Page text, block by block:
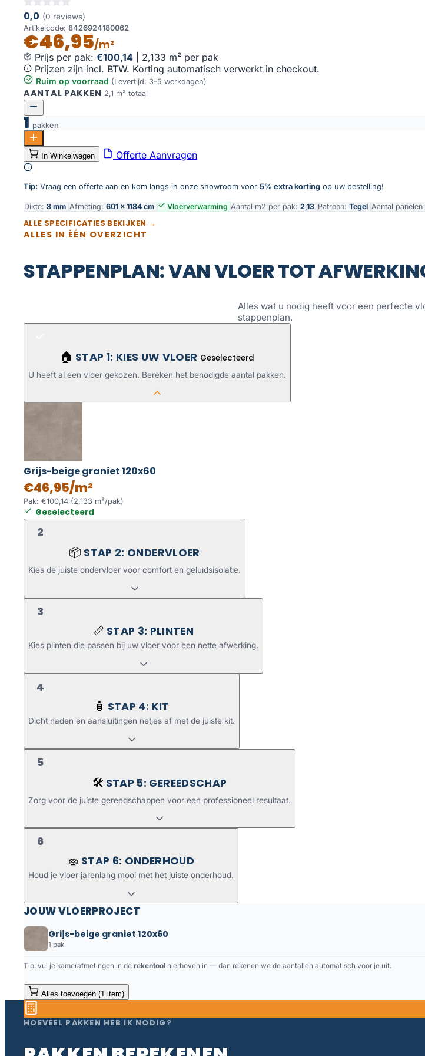
0,0 (0 reviews)
Artikelcode: 8426924180062
€46,95/m²
Prijs per pak: €100,14
2,133 m² per pak
Prijzen zijn incl. BTW. Korting automatisch verwerkt in checkout.
Ruim op voorraad (Levertijd: 3-5 werkdagen)
AANTAL PAKKEN 2,1 m² totaal
1 pakken
Grijs-beige graniet 120x60 aantal
Toevoegen aan winkelwagen
In Winkelwagen Offerte Aanvragen
Tip: Vraag een offerte aan en kom langs in onze showroom voor 5% extra korting op uw bestelling!
Dikte: 8 mm Afmeting: 601 × 1184 cm Vloerverwarming Aantal m2 per pak: 2,13 Patroon: Tegel Aantal
ALLE SPECIFICATIES BEKIJKEN →
ALLES IN ÉÉN OVERZICHT
STAPPENPLAN: VAN VLOER TOT
Alles wat u nodig heeft voor een perfecte
stappenplan.
🏠 STAP 1: KIES UW VLOER Geselecteerd
U heeft al een vloer gekozen. Bereken het benodigde aantal pakken.
Grijs-beige graniet 120x60
€46,95/m²
Pak: €100,14 (2,133 m²/pak)
Geselecteerd
2
📦 STAP 2: ONDERVLOER
Kies de juiste ondervloer voor comfort en geluidsisolatie.
3
📏 STAP 3: PLINTEN
Kies plinten die passen bij uw vloer voor een nette afwerking.
4
🧴 STAP 4: KIT
Dicht naden en aansluitingen netjes af met de juiste kit.
5
🛠️ STAP 5: GEREEDSCHAP
Zorg voor de juiste gereedschappen voor een professioneel resultaat.
6
🧽 STAP 6: ONDERHOUD
Houd je vloer jarenlang mooi met het juiste onderhoud.
JOUW VLOERPROJECT
Grijs-beige graniet 120x60
1 pak
Tip: vul je kamerafmetingen in de rekentool hierboven in — dan rekenen we de aantallen automatisch voor je uit.
Alles toevoegen (1 item)
HOEVEEL PAKKEN HEB IK NODIG?